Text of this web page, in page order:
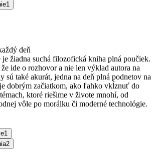
1
deň
je žiadna suchá filozofická kniha plná poučiek.
ide o rozhovor a nie len výklad autora na
sú také akurát, jedna na deň plná podnetov na
dobrým začiatkom, ako ľahko vkĺznuť do
ktoré riešime v živote mnohí, od
vôle po morálku či moderné technológie.
1
2